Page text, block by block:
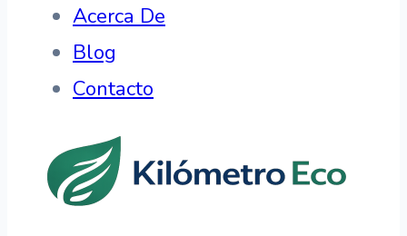
Acerca De
Blog
Contacto